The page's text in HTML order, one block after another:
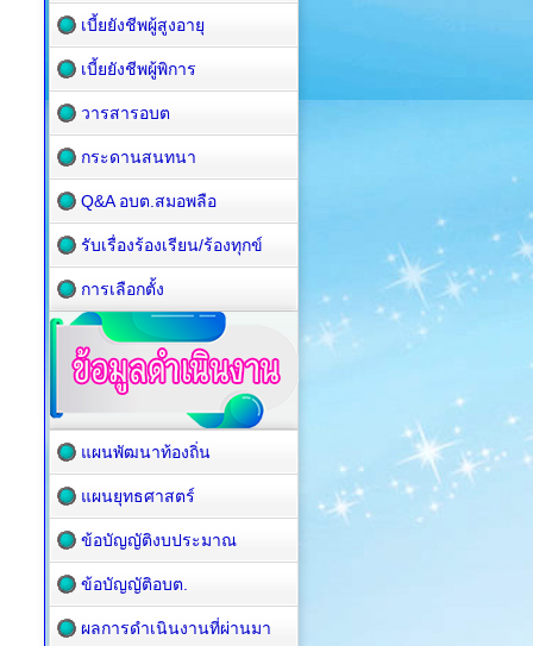
เบี้ยยังชีพผู้สูงอายุ
เบี้ยยังชีพผู้พิการ
วารสารอบต
กระดานสนทนา
Q&A อบต.สมอพลือ
รับเรื่องร้องเรียน/ร้องทุกข์
การเลือกตั้ง
แผนพัฒนาท้องถิ่น
แผนยุทธศาสตร์
ข้อบัญญัติงบประมาณ
ข้อบัญญัติอบต.
ผลการดำเนินงานที่ผ่านมา